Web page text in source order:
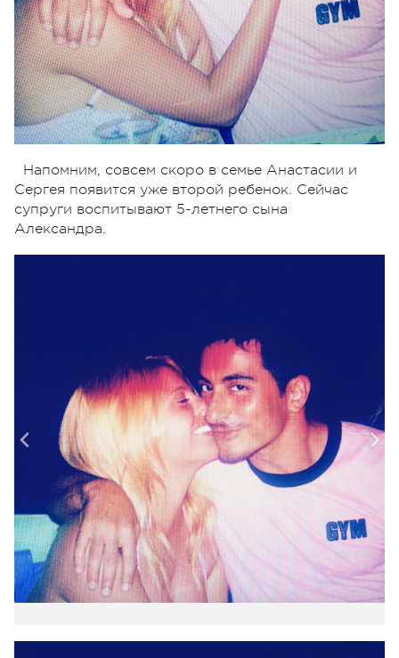
Напомним, совсем скоро в семье Анастасии и
Сергея появится уже второй ребенок. Сейчас
супруги воспитывают 5-летнего сына
Александра.